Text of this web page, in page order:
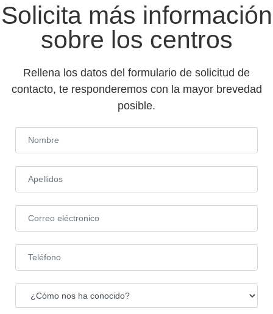
Solicita más información
sobre los centros
Rellena los datos del formulario de solicitud de
contacto, te responderemos con la mayor brevedad
posible.